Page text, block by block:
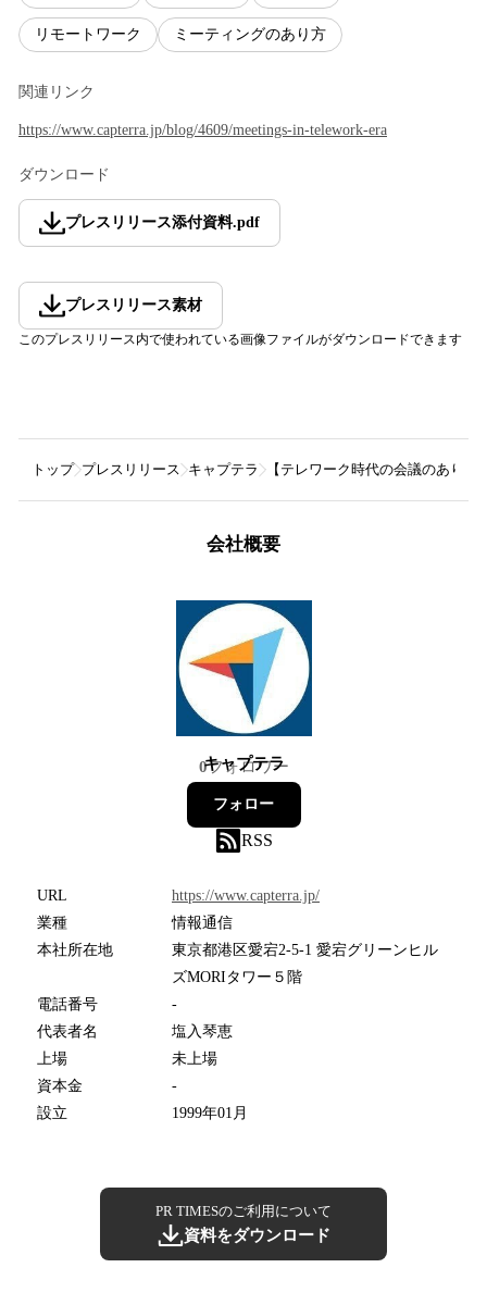
リモートワーク ミーティングのあり方
関連リンク
https://www.capterra.jp/blog/4609/meetings-in-telework-era
ダウンロード
プレスリリース添付資料.pdf
プレスリリース素材
このプレスリリース内で使われている画像ファイルがダウンロードできます
トップ プレスリリース キャプテラ 【テレワーク時代の会議のあり
会社概要
キャプテラ
0フォロワー
フォロー
RSS
URL
https://www.capterra.jp/
業種
情報通信
本社所在地
東京都港区愛宕2-5-1 愛宕グリーンヒル
ズMORIタワー５階
電話番号
-
代表者名
塩入琴恵
上場
未上場
資本金
-
設立
1999年01月
PR TIMESのご利用について
資料をダウンロード